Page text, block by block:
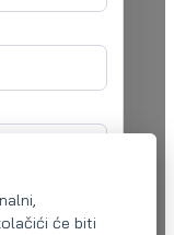
će biti